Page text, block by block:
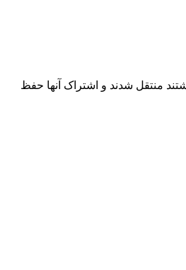
منتقل شدند و اشتراک آنها حفظ